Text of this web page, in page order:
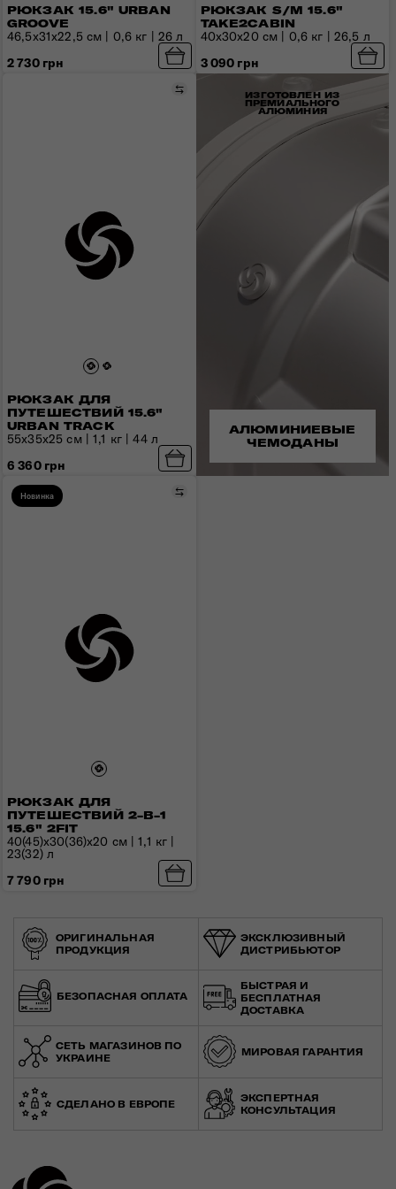
РЮКЗАК 15.6" URBAN
GROOVE
46,5x31x22,5 см | 0,6 кг | 26 л
2 730 грн
РЮКЗАК S/M 15.6"
TAKE2CABIN
40x30x20 см | 0,6 кг | 26,5 л
3 090 грн
РЮКЗАК ДЛЯ
ПУТЕШЕСТВИЙ 15.6"
URBAN TRACK
Сравнить
55x35x25 см | 1,1 кг | 44 л
6 360 грн
Новинка
РЮКЗАК ДЛЯ
ПУТЕШЕСТВИЙ 2-В-1
15.6" 2FIT
Сравнить
40(45)x30(36)x20 см | 1,1 кг |
23(32) л
7 790 грн
ИЗГОТОВЛЕН ИЗ
ПРЕМИАЛЬНОГО
АЛЮМИНИЯ
АЛЮМИНИЕВЫЕ
ЧЕМОДАНЫ
ОРИГИНАЛЬНАЯ
ПРОДУКЦИЯ
ЭКСКЛЮЗИВНЫЙ
ДИСТРИБЬЮТОР
БЕЗОПАСНАЯ ОПЛАТА
БЫСТРАЯ И
БЕСПЛАТНАЯ
ДОСТАВКА
СЕТЬ МАГАЗИНОВ ПО
УКРАИНЕ
МИРОВАЯ ГАРАНТИЯ
СДЕЛАНО В ЕВРОПЕ
ЭКСПЕРТНАЯ
КОНСУЛЬТАЦИЯ